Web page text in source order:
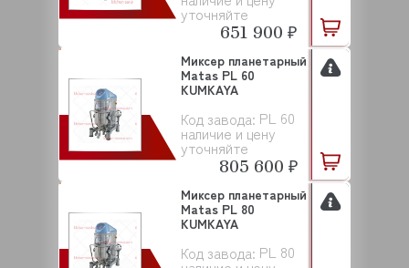
уточняйте
651 900 ₽
Код завода: PL 60
наличие и цену
уточняйте
Миксер планетарный
Matas PL 60
KUMKAYA
805 600 ₽
Код завода: PL 80
Миксер планетарный
Matas PL 80
KUMKAYA